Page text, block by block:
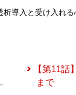
析導入と受け入れる
【第11
まで